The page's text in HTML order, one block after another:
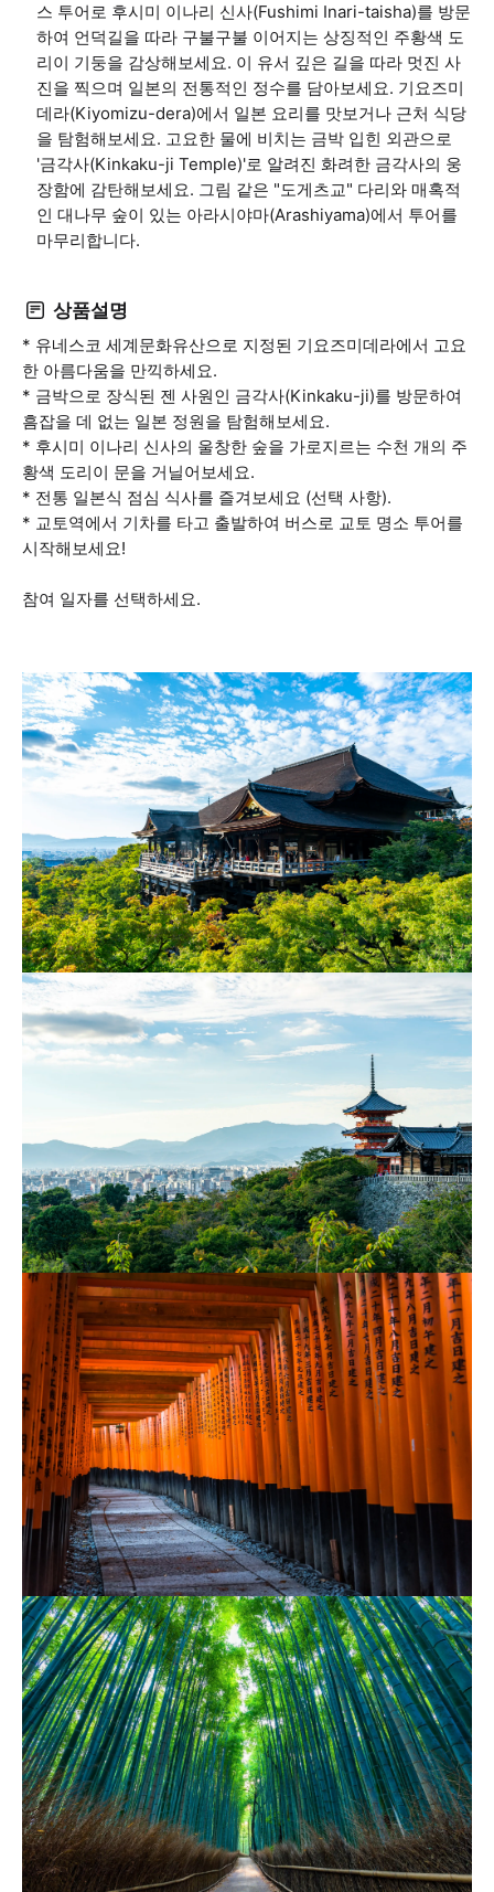
스 투어로 후시미 이나리 신사(Fushimi Inari-taisha)를 방문
하여 언덕길을 따라 구불구불 이어지는 상징적인 주황색 도
리이 기둥을 감상해보세요. 이 유서 깊은 길을 따라 멋진 사
진을 찍으며 일본의 전통적인 정수를 담아보세요. 기요즈미
데라(Kiyomizu-dera)에서 일본 요리를 맛보거나 근처 식당
을 탐험해보세요. 고요한 물에 비치는 금박 입힌 외관으로
'금각사(Kinkaku-ji Temple)'로 알려진 화려한 금각사의 웅
장함에 감탄해보세요. 그림 같은 "도게츠교" 다리와 매혹적
인 대나무 숲이 있는 아라시야마(Arashiyama)에서 투어를
마무리합니다.
상품설명
* 유네스코 세계문화유산으로 지정된 기요즈미데라에서 고요
한 아름다움을 만끽하세요.
* 금박으로 장식된 젠 사원인 금각사(Kinkaku-ji)를 방문하여
흠잡을 데 없는 일본 정원을 탐험해보세요.
* 후시미 이나리 신사의 울창한 숲을 가로지르는 수천 개의 주
황색 도리이 문을 거닐어보세요.
* 전통 일본식 점심 식사를 즐겨보세요 (선택 사항).
* 교토역에서 기차를 타고 출발하여 버스로 교토 명소 투어를
시작해보세요!
참여 일자를 선택하세요.